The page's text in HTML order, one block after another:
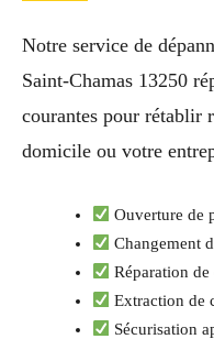
Notre service de
Saint-Chamas 13250
courantes pour rétablir
domicile ou votre
Ouverture de
Changement
Réparation
Extraction de
Sécurisation